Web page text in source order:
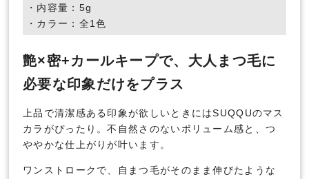
・内容量：5g
・カラー：全1色
艶×密+カールキープで、大人まつ毛に
必要な印象だけをプラス
上品で清潔感ある印象が欲しいときにはSUQQUのマス
カラがぴったり。不自然さのないボリューム感と、つ
ややかな仕上がりが叶います。
ワンストロークで、自まつ毛がそのまま伸びたような